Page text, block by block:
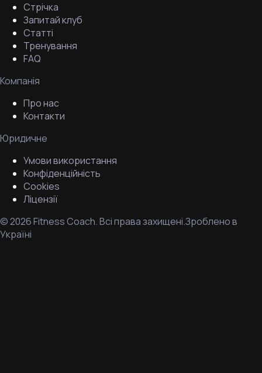
Стрічка
Запитай клуб
Статті
Тренування
FAQ
Компанія
Про нас
Контакти
Юридичне
Умови використання
Конфіденційність
Cookies
Ліцензії
©2026Fitness Coach.Всі права захищені.Зроблено в
Україні